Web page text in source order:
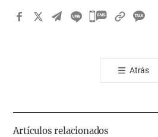
카
톡
공
기
Atrás
Artículos relacionados